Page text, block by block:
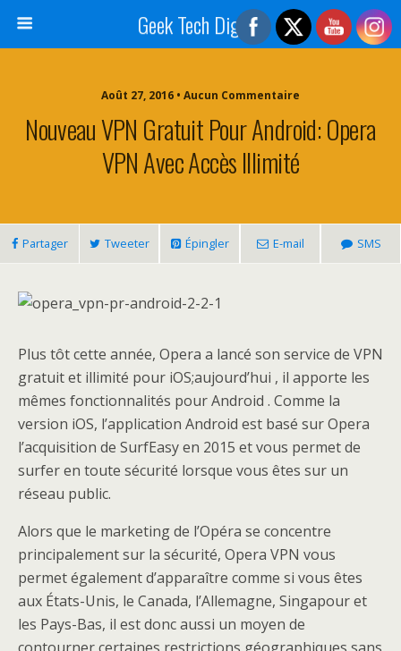
Geek Tech Digital
Août 27, 2016 • Aucun Commentaire
Nouveau VPN Gratuit Pour Android: Opera
VPN Avec Accès Illimité
Partager Tweeter Épingler E-mail SMS
Plus tôt cette année, Opera a lancé son service de VPN
gratuit et illimité pour iOS;aujourd’hui , il apporte les
mêmes fonctionnalités pour Android . Comme la
version iOS, l’application Android est basé sur Opera
l’acquisition de SurfEasy en 2015 et vous permet de
surfer en toute sécurité lorsque vous êtes sur un
réseau public.
Alors que le marketing de l’Opéra se concentre
principalement sur la sécurité, Opera VPN vous
permet également d’apparaître comme si vous êtes
aux États-Unis, le Canada, l’Allemagne, Singapour et
les Pays-Bas, il est donc aussi un moyen de